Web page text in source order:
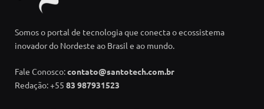
Somos o portal de tecnologia que conecta o ecossistema
inovador do Nordeste ao Brasil e ao mundo.
Fale Conosco:contato@santotech.com.br
Redação: +55 83 987931523